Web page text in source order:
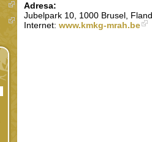
Adresa:
Jubelpark 10, 1000 Brusel,
Internet: www.kmkg-mrah.be